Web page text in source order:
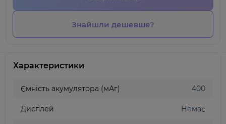
Знайшли дешевше?
Характеристики
Ємність акумулятора (мАг) 400
Дисплей Немає